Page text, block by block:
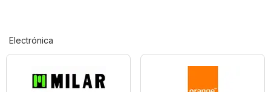
Electrónica